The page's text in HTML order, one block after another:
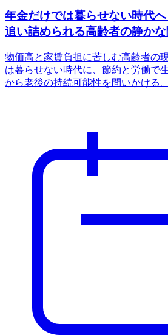
年金だけでは暮らせない時代
追い詰められる高齢者の静か
物価高と家賃負担に苦しむ高齢者の
は暮らせない時代に、節約と労働で
から老後の持続可能性を問いかける。